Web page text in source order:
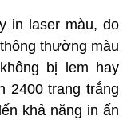
in laser màu, do
thường màu
bị lem hay
2400 trang trắng
khả năng in ấn